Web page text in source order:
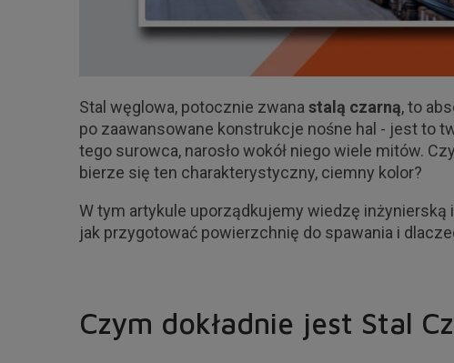
Stal węglowa, potocznie zwana stalą czarną, to
po zaawansowane konstrukcje nośne hal - jest to
tego surowca, narosło wokół niego wiele mitów.
bierze się ten charakterystyczny, ciemny kolor?
W tym artykule uporządkujemy wiedzę
jak przygotować powierzchnię do spawania i
Czym dokładnie jest Stal